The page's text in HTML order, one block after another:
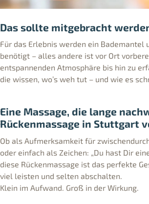
Das sollte mitgebracht
Für das Erlebnis werden ein Bademantel
benötigt – alles andere ist vor Ort
entspannenden Atmosphäre bis hin zu
die wissen, wo’s weh tut – und wie es
Eine Massage, die lange
Rückenmassage in Stuttgart
Ob als Aufmerksamkeit für
oder einfach als Zeichen: „Du hast Dir
diese Rückenmassage ist das perfekte
viel leisten und selten abschalten.
Klein im Aufwand. Groß in der Wirkung.